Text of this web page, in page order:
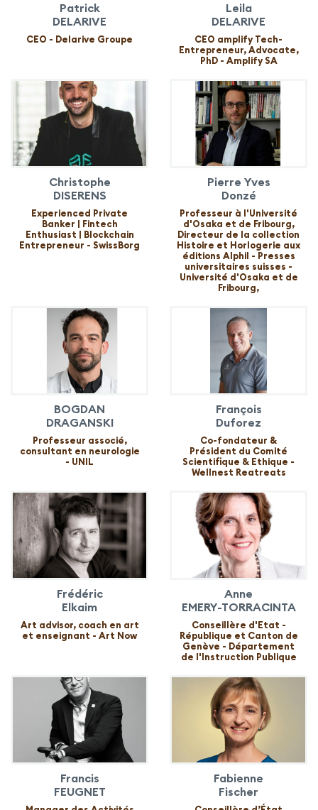
Patrick
DELARIVE
CEO - Delarive Groupe
Leila
DELARIVE
CEO amplify Tech-
Entrepreneur, Advocate,
PhD - Amplify SA
Christophe
DISERENS
Experienced Private
Banker | Fintech
Enthusiast | Blockchain
Entrepreneur - SwissBorg
Pierre Yves
Donzé
Professeur à l'Université
d'Osaka et de Fribourg,
Directeur de la collection
Histoire et Horlogerie aux
éditions Alphil - Presses
universitaires suisses -
Université d'Osaka et de
Fribourg,
BOGDAN
DRAGANSKI
Professeur associé,
consultant en neurologie
- UNIL
François
Duforez
Co-fondateur &
Président du Comité
Scientifique & Ethique -
Wellnest Reatreats
Frédéric
Elkaim
Art advisor, coach en art
et enseignant - Art Now
Anne
EMERY-TORRACINTA
Conseillère d'Etat -
République et Canton de
Genève - Département
de l'Instruction Publique
Francis
FEUGNET
Fabienne
Fischer